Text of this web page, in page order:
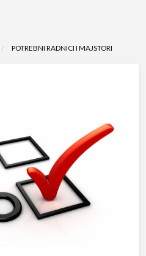
POTREBNI RADNICI I MAJSTORI